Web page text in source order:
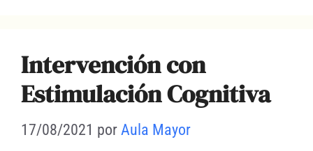
Intervención con
Estimulación Cognitiva
17/08/2021 por Aula Mayor